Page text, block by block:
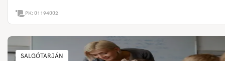
PK:01194002
SALGÓTARJÁN